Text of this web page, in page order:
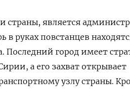
страны, является
руках повстанцев
город имеет
а его захват открывает
узлу страны.